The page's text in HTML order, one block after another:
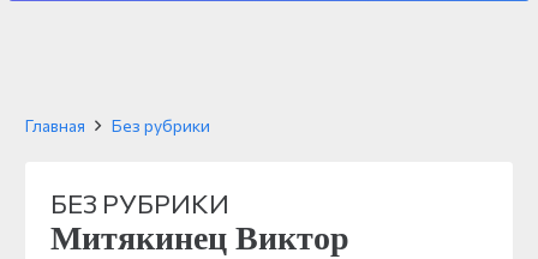
Главная Без рубрики
БЕЗ РУБРИКИ
Митякинец Виктор